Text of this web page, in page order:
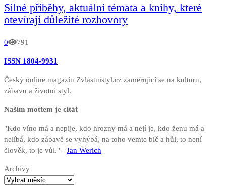
Silné příběhy, aktuální témata a knihy, které
otevírají důležité rozhovory
0 791
ISSN 1804-9931
Český online magazín Zvlastnistyl.cz zaměřující se na kulturu,
zábavu a životní styl.
Naším mottem je citát
"Kdo víno má a nepije, kdo hrozny má a nejí je, kdo ženu má a
nelíbá, kdo zábavě se vyhýbá, na toho vemte bič a hůl, to není
člověk, to je vůl." - Jan Werich
Archivy